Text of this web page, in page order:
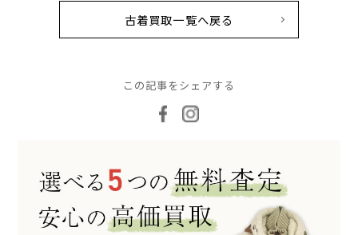
古着買取一覧へ戻る
この記事をシェアする